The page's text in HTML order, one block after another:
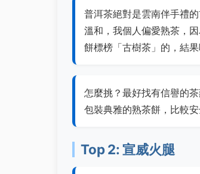
普洱茶絕對是雲南伴手禮
溫和，我個人偏愛熟茶，
餅標榜「古樹茶」的，結
怎麼挑？最好找有信譽的
包裝典雅的熟茶餅，比較
Top 2: 宣威火腿